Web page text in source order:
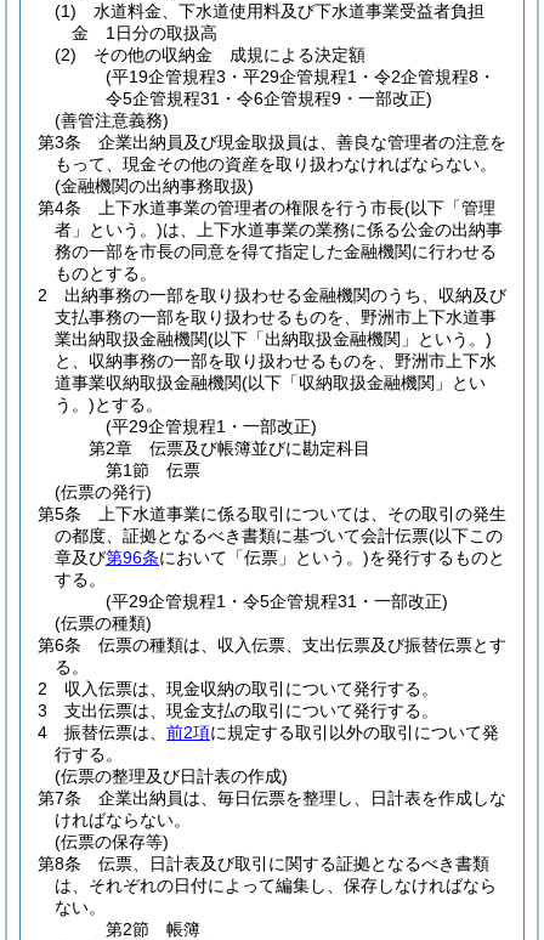
(1)
水道料金、下水道使用料及び下水道事業受益者負担
金 1日分の取扱高
(2)
その他の収納金 成規による決定額
(平19企管規程3・平29企管規程1・令2企管規程8・
令5企管規程31・令6企管規程9・一部改正)
(善管注意義務)
第3条
企業出納員及び現金取扱員は、善良な管理者の注意を
もって、現金その他の資産を取り扱わなければならない。
(金融機関の出納事務取扱)
第4条
上下水道事業の管理者の権限を行う市長(以下「管理
者」という。)は、上下水道事業の業務に係る公金の出納事
務の一部を市長の同意を得て指定した金融機関に行わせる
ものとする。
2
出納事務の一部を取り扱わせる金融機関のうち、収納及び
支払事務の一部を取り扱わせるものを、野洲市上下水道事
業出納取扱金融機関(以下「出納取扱金融機関」という。)
と、収納事務の一部を取り扱わせるものを、野洲市上下水
道事業収納取扱金融機関(以下「収納取扱金融機関」とい
う。)とする。
(平29企管規程1・一部改正)
第2章
伝票及び帳簿並びに勘定科目
第1節
伝票
(伝票の発行)
第5条
上下水道事業に係る取引については、その取引の発生
の都度、証拠となるべき書類に基づいて会計伝票(以下この
章及び第96条において「伝票」という。)を発行するものと
する。
(平29企管規程1・令5企管規程31・一部改正)
(伝票の種類)
第6条
伝票の種類は、収入伝票、支出伝票及び振替伝票とす
る。
2
収入伝票は、現金収納の取引について発行する。
3
支出伝票は、現金支払の取引について発行する。
4
振替伝票は、 前2項に規定する取引以外の取引について発
行する。
(伝票の整理及び日計表の作成)
第7条
企業出納員は、毎日伝票を整理し、日計表を作成しな
ければならない。
(伝票の保存等)
第8条
伝票、日計表及び取引に関する証拠となるべき書類
は、それぞれの日付によって編集し、保存しなければなら
ない。
第2節
帳簿